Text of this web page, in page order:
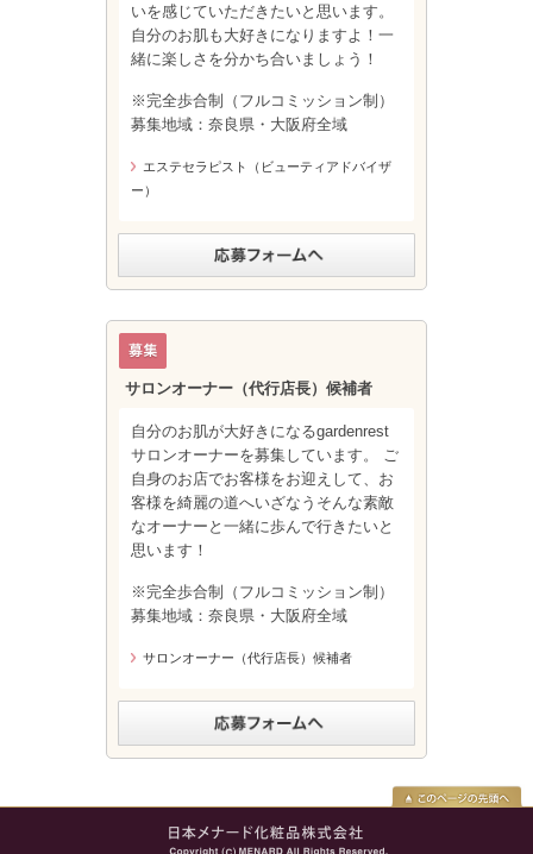
いを感じていただきたいと思います。
自分のお肌も大好きになりますよ！一
緒に楽しさを分かち合いましょう！
※完全歩合制（フルコミッション制）
募集地域：奈良県・大阪府全域
エステセラピスト（ビューティアドバイザ
ー）
サロンオーナー（代行店長）候補者
自分のお肌が大好きになるgardenrest
サロンオーナーを募集しています。 ご
自身のお店でお客様をお迎えして、お
客様を綺麗の道へいざなうそんな素敵
なオーナーと一緒に歩んで行きたいと
思います！
※完全歩合制（フルコミッション制）
募集地域：奈良県・大阪府全域
サロンオーナー（代行店長）候補者